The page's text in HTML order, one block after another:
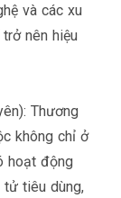
và các xu
nên hiệu
Thương
không chỉ ở
hoạt động
tử tiêu dùng,